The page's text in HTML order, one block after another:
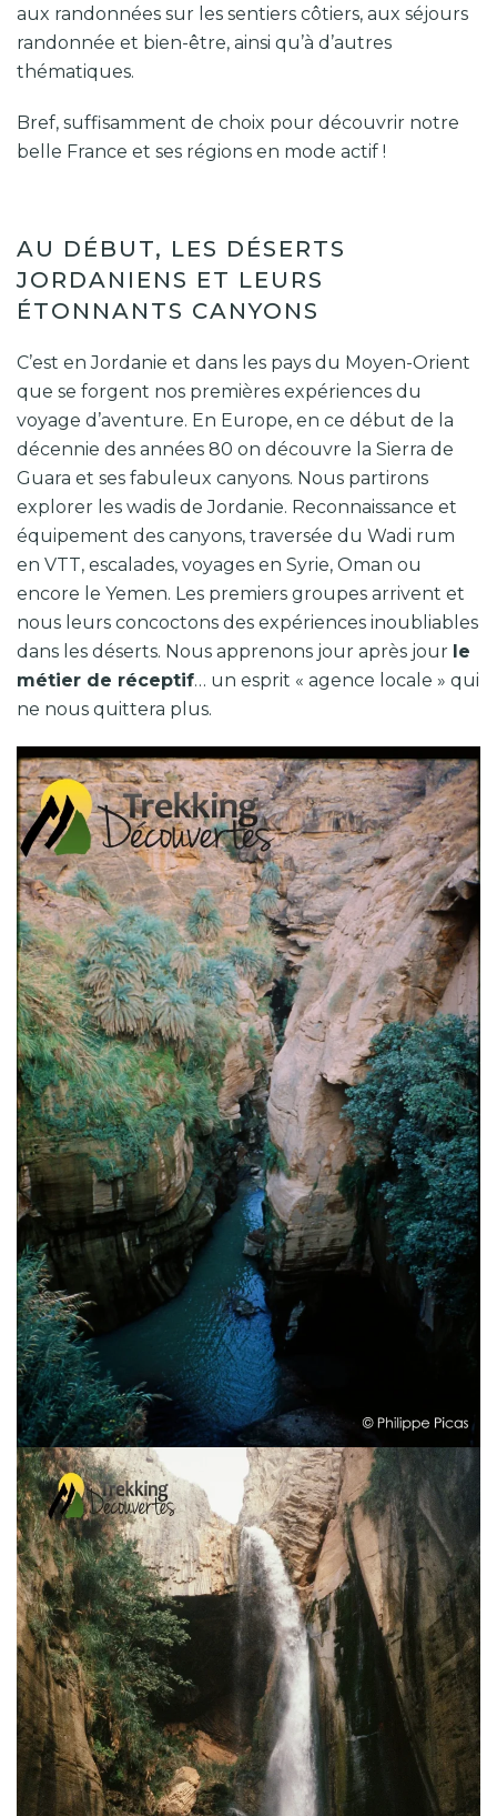
aux randonnées sur les sentiers côtiers, aux séjours
randonnée et bien-être, ainsi qu’à d’autres
thématiques.
Bref, suffisamment de choix pour découvrir notre
belle France et ses régions en mode actif !
AU DÉBUT, LES DÉSERTS
JORDANIENS ET LEURS
ÉTONNANTS CANYONS
C’est en Jordanie et dans les pays du Moyen-Orient
que se forgent nos premières expériences du
voyage d’aventure. En Europe, en ce début de la
décennie des années 80 on découvre la Sierra de
Guara et ses fabuleux canyons. Nous partirons
explorer les wadis de Jordanie. Reconnaissance et
équipement des canyons, traversée du Wadi rum
en VTT, escalades, voyages en Syrie, Oman ou
encore le Yemen. Les premiers groupes arrivent et
nous leurs concoctons des expériences inoubliables
dans les déserts. Nous apprenons jour après jour le
métier de réceptif… un esprit « agence locale » qui
ne nous quittera plus.